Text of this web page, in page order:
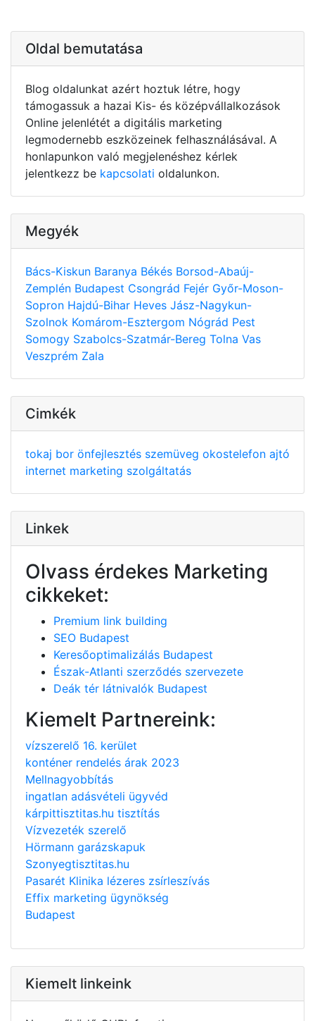
Oldal bemutatása
Blog oldalunkat azért hoztuk létre, hogy
támogassuk a hazai Kis- és középvállalkozások
Online jelenlétét a digitális marketing
legmodernebb eszközeinek felhasználásával. A
honlapunkon való megjelenéshez kérlek
jelentkezz be kapcsolati oldalunkon.
Megyék
Bács-Kiskun Baranya Békés Borsod-Abaúj-
Zemplén Budapest Csongrád Fejér Győr-Moson-
Sopron Hajdú-Bihar Heves Jász-Nagykun-
Szolnok Komárom-Esztergom Nógrád Pest
Somogy Szabolcs-Szatmár-Bereg Tolna Vas
Veszprém Zala
Cimkék
tokaj bor önfejlesztés szemüveg okostelefon ajtó
internet marketing szolgáltatás
Linkek
Olvass érdekes Marketing
cikkeket:
Premium link building
SEO Budapest
Keresőoptimalizálás Budapest
Észak-Atlanti szerződés szervezete
Deák tér látnivalók Budapest
Kiemelt Partnereink:
vízszerelő 16. kerület
konténer rendelés árak 2023
Mellnagyobbítás
ingatlan adásvételi ügyvéd
kárpittisztitas.hu tisztítás
Vízvezeték szerelő
Hörmann garázskapuk
Szonyegtisztitas.hu
Pasarét Klinika lézeres zsírleszívás
Effix marketing ügynökség
Budapest
Kiemelt linkeink